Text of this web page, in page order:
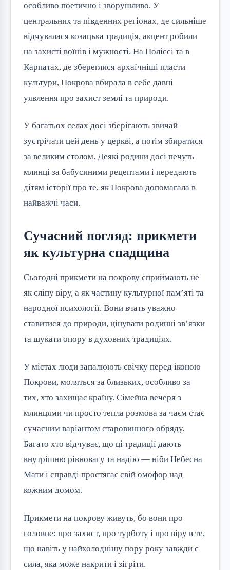
особливо поетично і зворушливо. У
центральних та південних регіонах, де сильніше
відчувалася козацька традиція, акцент робили
на захисті воїнів і мужності. На Поліссі та в
Карпатах, де збереглися архаїчніші пласти
культури, Покрова вбирала в себе давні
уявлення про захист землі та природи.
У багатьох селах досі зберігають звичай
зустрічати цей день у церкві, а потім збиратися
за великим столом. Деякі родини досі печуть
млинці за бабусиними рецептами і передають
дітям історії про те, як Покрова допомагала в
найважчі часи.
Сучасний погляд: прикмети
як культурна спадщина
Сьогодні прикмети на покрову сприймають не
як сліпу віру, а як частину культурної пам’яті та
народної психології. Вони вчать уважно
ставитися до природи, цінувати родинні зв’язки
та шукати опору в духовних традиціях.
У містах люди запалюють свічку перед іконою
Покрови, моляться за близьких, особливо за
тих, хто захищає країну. Сімейна вечеря з
млинцями чи просто тепла розмова за чаєм стає
сучасним варіантом старовинного обряду.
Багато хто відчуває, що ці традиції дають
внутрішню рівновагу та надію — ніби Небесна
Мати і справді простягає свій омофор над
кожним домом.
Прикмети на покрову живуть, бо вони про
головне: про захист, про турботу і про віру в те,
що навіть у найхолоднішу пору року завжди є
сила, яка може накрити і зігріти.